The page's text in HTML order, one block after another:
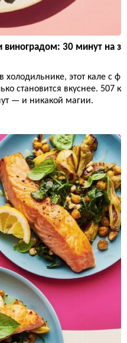
виноградом: 30 минут на з
этот кале с ф
становится вкуснее. 507 к
— и никакой магии.